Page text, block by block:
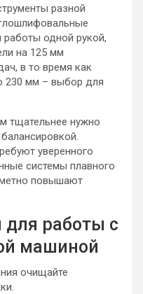
разной
одной рукой,
на 125 мм
в то время как
230 мм – выбор для
тщательнее нужно
уверенного
системы плавного
повышают
работы с
машиной
очищайте